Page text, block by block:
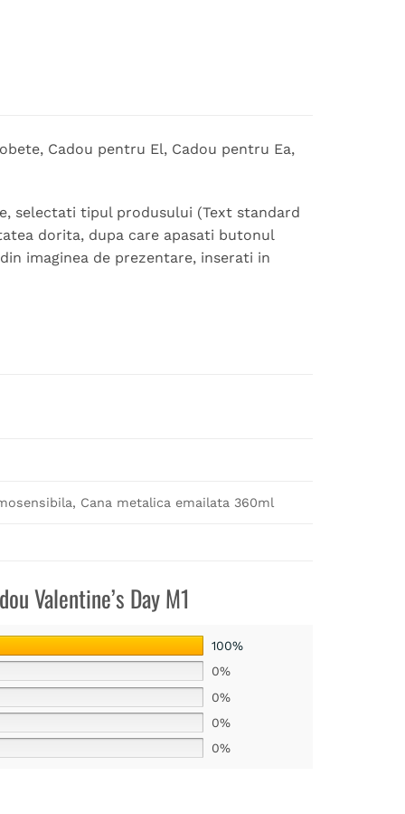
Cadou pentru El, Cadou pentru Ea,
selectati tipul produsului (Text standard
dorita, dupa care apasati butonul
imaginea de prezentare, inserati in
Cana metalica emailata 360ml
Valentine’s Day M1
100%
0%
0%
0%
0%